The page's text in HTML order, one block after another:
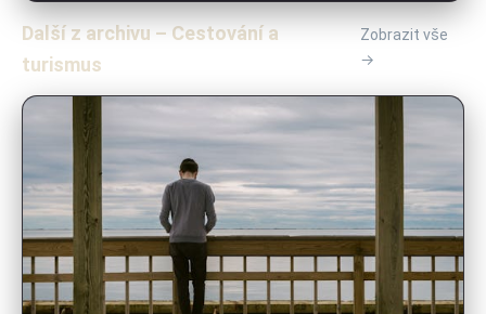
Další z archivu – Cestování a
turismus
Zobrazit vše
→